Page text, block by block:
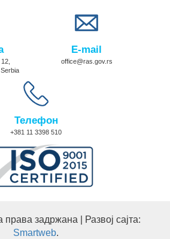
E-mail
office@ras.gov.rs
Телефон
+381 11 3398 510
задржана | Развој сајта:
Smartweb.